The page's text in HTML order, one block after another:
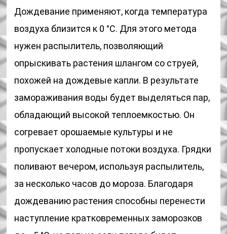
Дождевание применяют, когда температура
воздуха близится к 0 °С. Для этого метода
нужен распылитель, позволяющий
опрыскивать растения шлангом со струей,
похожей на дождевые капли. В результате
замораживания воды будет выделяться пар,
обладающий высокой теплоемкостью. Он
согревает орошаемые культуры и не
пропускает холодные потоки воздуха. Грядки
поливают вечером, используя распылитель,
за несколько часов до мороза. Благодаря
дождеванию растения способны перенести
наступление кратковременных заморозков